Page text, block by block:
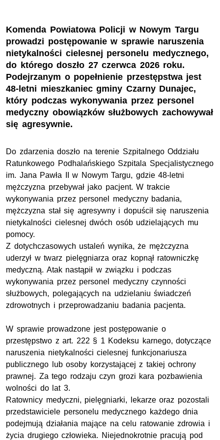
Komenda Powiatowa Policji w Nowym Targu
prowadzi postępowanie w sprawie naruszenia
nietykalności cielesnej personelu medycznego,
do którego doszło 27 czerwca 2026 roku.
Podejrzanym o popełnienie przestępstwa jest
48-letni mieszkaniec gminy Czarny Dunajec,
który podczas wykonywania przez personel
medyczny obowiązków służbowych zachowywał
się agresywnie.
Do zdarzenia doszło na terenie Szpitalnego Oddziału
Ratunkowego Podhalańskiego Szpitala Specjalistycznego
im. Jana Pawła II w Nowym Targu, gdzie 48-letni
mężczyzna przebywał jako pacjent. W trakcie
wykonywania przez personel medyczny badania,
mężczyzna stał się agresywny i dopuścił się naruszenia
nietykalności cielesnej dwóch osób udzielających mu
pomocy.
Z dotychczasowych ustaleń wynika, że mężczyzna
uderzył w twarz pielęgniarza oraz kopnął ratowniczkę
medyczną. Atak nastąpił w związku i podczas
wykonywania przez personel medyczny czynności
służbowych, polegających na udzielaniu świadczeń
zdrowotnych i przeprowadzaniu badania pacjenta.
W sprawie prowadzone jest postępowanie o
przestępstwo z art. 222 § 1 Kodeksu karnego, dotyczące
naruszenia nietykalności cielesnej funkcjonariusza
publicznego lub osoby korzystającej z takiej ochrony
prawnej. Za tego rodzaju czyn grozi kara pozbawienia
wolności do lat 3.
Ratownicy medyczni, pielęgniarki, lekarze oraz pozostali
przedstawiciele personelu medycznego każdego dnia
podejmują działania mające na celu ratowanie zdrowia i
życia drugiego człowieka. Niejednokrotnie pracują pod